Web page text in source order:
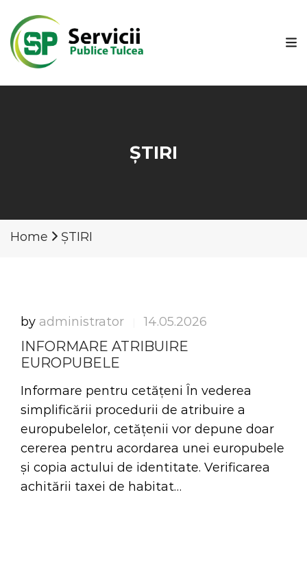
ȘTIRI
Home ȘTIRI
by administrator 14.05.2026
INFORMARE ATRIBUIRE
EUROPUBELE
Informare pentru cetățeni În vederea
simplificării procedurii de atribuire a
europubelelor, cetățenii vor depune doar
cererea pentru acordarea unei europubele
și copia actului de identitate. Verificarea
achitării taxei de habitat…